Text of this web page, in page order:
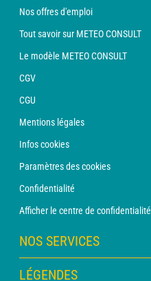
Nos offres d'emploi
Tout savoir sur METEO CONSULT
Le modèle METEO CONSULT
CGV
CGU
Mentions légales
Infos cookies
Paramètres des cookies
Confidentialité
Afficher le centre de confidentialité
NOS SERVICES
Abonnement METEO Xpert
LÉGENDES